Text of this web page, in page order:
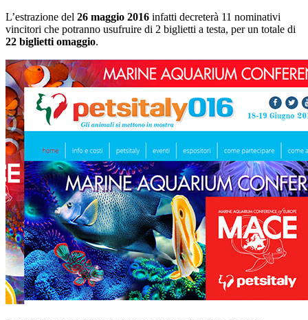
L’estrazione del 26 maggio 2016 infatti decreterà 11 nominativi
vincitori che potranno usufruire di 2 biglietti a testa, per un totale di
22 biglietti omaggio.